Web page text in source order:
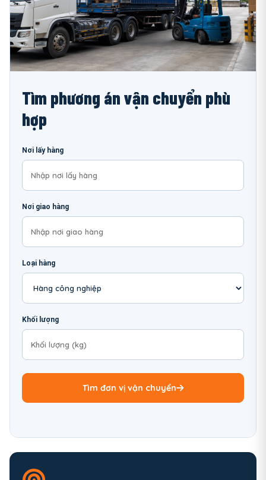
Tìm phương án vận chuyển phù
hợp
Nơi lấy hàng
Nơi giao hàng
Loại hàng
Khối lượng
Tìm đơn vị vận chuyển